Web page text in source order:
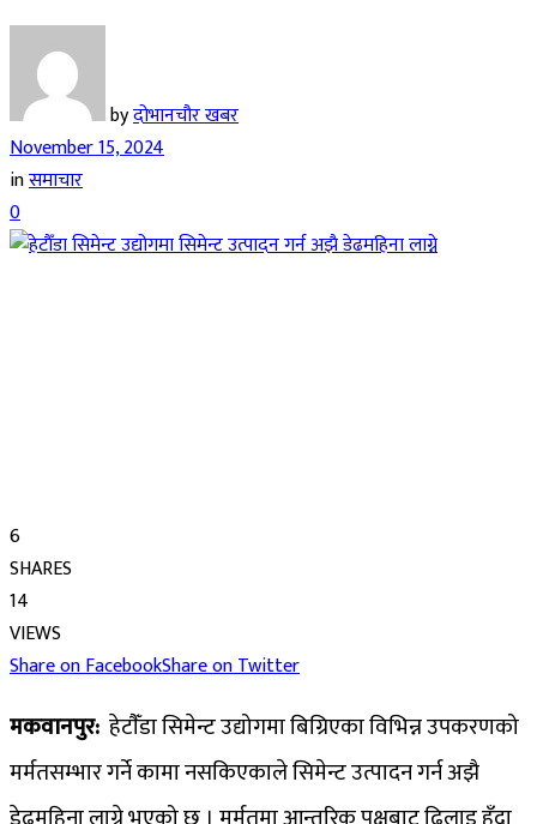
byदोभानचौर खबर
November 15, 2024
inसमाचार
0
6
SHARES
14
VIEWS
Share on FacebookShare on Twitter
मकवानपुर: हेटाैँडा सिमेन्ट उद्योगमा बिग्रिएका विभिन्न उपकरणको
मर्मतसम्भार गर्ने कामा नसकिएकाले सिमेन्ट उत्पादन गर्न अझै